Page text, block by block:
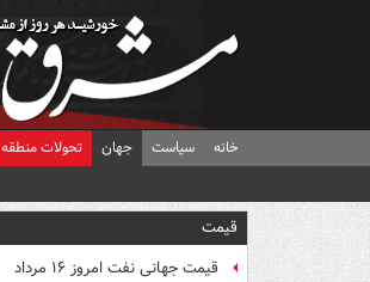
خانه سیاست جهان تحولات منطقه
قیمت
قیمت جهانی نفت امروز ۱۶ مرداد